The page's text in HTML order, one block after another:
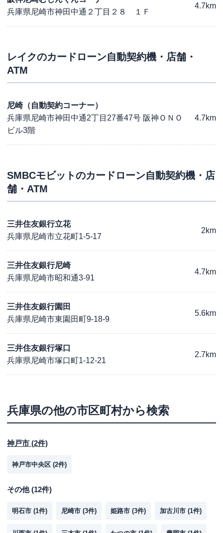
兵庫県尼崎市神田中通２丁目２８ １Ｆ
4.7km
レイクのカードローン自動契約機・店舗・
ATM
尼崎（自動契約コーナー）
兵庫県尼崎市神田中通2丁目27番47号 阪神ＯＮＯ
ビル3階
4.7km
SMBCモビットのカードローン自動契約機・店
舗・ATM
三井住友銀行立花
兵庫県尼崎市立花町1-5-17
2km
三井住友銀行尼崎
兵庫県尼崎市昭和通3-91
4.7km
三井住友銀行園田
兵庫県尼崎市東園田町9-18-9
5.6km
三井住友銀行塚口
兵庫県尼崎市塚口町1-12-21
2.7km
兵庫県の他の市区町村から検索
神戸市 (2件)
神戸市中央区 (2件)
その他(12件)
明石市 (1件) 尼崎市 (3件) 姫路市 (3件) 加古川市 (1件)